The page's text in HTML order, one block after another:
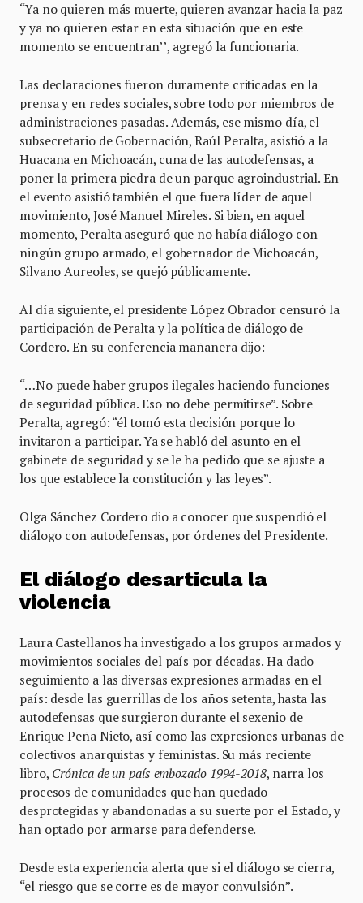
“Ya no quieren más muerte, quieren avanzar hacia la paz
y ya no quieren estar en esta situación que en este
momento se encuentran’’, agregó la funcionaria.
Las declaraciones fueron duramente criticadas en la
prensa y en redes sociales, sobre todo por miembros de
administraciones pasadas. Además, ese mismo día, el
subsecretario de Gobernación, Raúl Peralta, asistió a la
Huacana en Michoacán, cuna de las autodefensas, a
poner la primera piedra de un parque agroindustrial. En
el evento asistió también el que fuera líder de aquel
movimiento, José Manuel Mireles. Si bien, en aquel
momento, Peralta aseguró que no había diálogo con
ningún grupo armado, el gobernador de Michoacán,
Silvano Aureoles, se quejó públicamente.
Al día siguiente, el presidente López Obrador censuró la
participación de Peralta y la política de diálogo de
Cordero. En su conferencia mañanera dijo:
“…No puede haber grupos ilegales haciendo funciones
de seguridad pública. Eso no debe permitirse”. Sobre
Peralta, agregó: “él tomó esta decisión porque lo
invitaron a participar. Ya se habló del asunto en el
gabinete de seguridad y se le ha pedido que se ajuste a
los que establece la constitución y las leyes”.
Olga Sánchez Cordero dio a conocer que suspendió el
diálogo con autodefensas, por órdenes del Presidente.
El diálogo desarticula la
violencia
Laura Castellanos ha investigado a los grupos armados y
movimientos sociales del país por décadas. Ha dado
seguimiento a las diversas expresiones armadas en el
país: desde las guerrillas de los años setenta, hasta las
autodefensas que surgieron durante el sexenio de
Enrique Peña Nieto, así como las expresiones urbanas de
colectivos anarquistas y feministas. Su más reciente
libro, Crónica de un país embozado 1994-2018, narra los
procesos de comunidades que han quedado
desprotegidas y abandonadas a su suerte por el Estado, y
han optado por armarse para defenderse.
Desde esta experiencia alerta que si el diálogo se cierra,
“el riesgo que se corre es de mayor convulsión”.